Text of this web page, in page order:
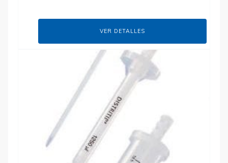
VER DETALLES